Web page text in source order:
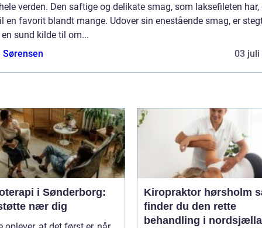
verden. Den saftige og delikate smag, som laksefileten har,
en favorit blandt mange. Udover sin enestående smag, er
sund kilde til om...
Sørensen
03 juli
i Sønderborg:
nær dig
Kiropraktor hørsholm sådan
finder du den rette
behandling i